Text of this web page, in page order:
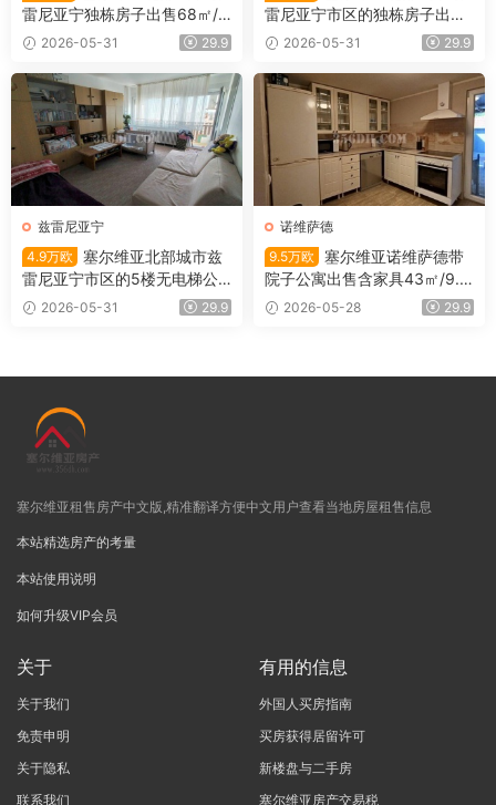
雷尼亚宁独栋房子出售68㎡/4
52㎡/6.5万欧
2026-05-31 29.9
雷尼亚宁市区的独栋房子出售1
01平米/5.2万欧
2026-05-31 29.9
兹雷尼亚宁
4.9万欧
塞尔维亚北部城市兹
雷尼亚宁市区的5楼无电梯公
寓出售
2026-05-31 29.9
诺维萨德
9.5万欧
塞尔维亚诺维萨德带
院子公寓出售含家具43㎡/9.5
万欧2026-05-28 29.9
塞尔维亚租售房产中文版,精准翻译方便中文用户查看当地房屋租售信息
本站精选房产的考量
本站使用说明
如何升级VIP会员
关于
关于我们
免责申明
关于隐私
联系我们
有用的信息
外国人买房指南
买房获得居留许可
新楼盘与二手房
塞尔维亚房产交易税